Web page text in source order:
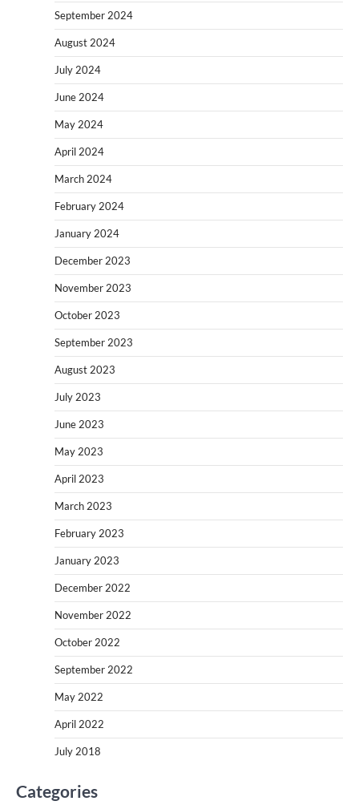
September 2024
August 2024
July 2024
June 2024
May 2024
April 2024
March 2024
February 2024
January 2024
December 2023
November 2023
October 2023
September 2023
August 2023
July 2023
June 2023
May 2023
April 2023
March 2023
February 2023
January 2023
December 2022
November 2022
October 2022
September 2022
May 2022
April 2022
July 2018
Categories